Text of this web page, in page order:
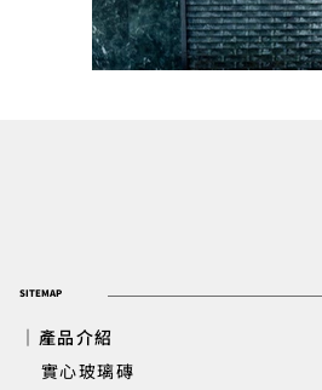
SITEMAP
｜產品介紹
實心玻璃磚